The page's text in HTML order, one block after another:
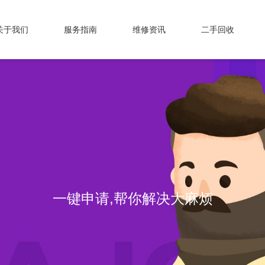
于我们 服务指南 维修资讯 二手回收
专业维修，我们值得信赖！